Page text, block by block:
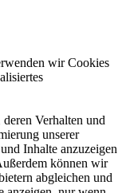
wir Cookies
Verhalten und
unserer
Inhalte anzuzeigen
können wir
abgleichen und